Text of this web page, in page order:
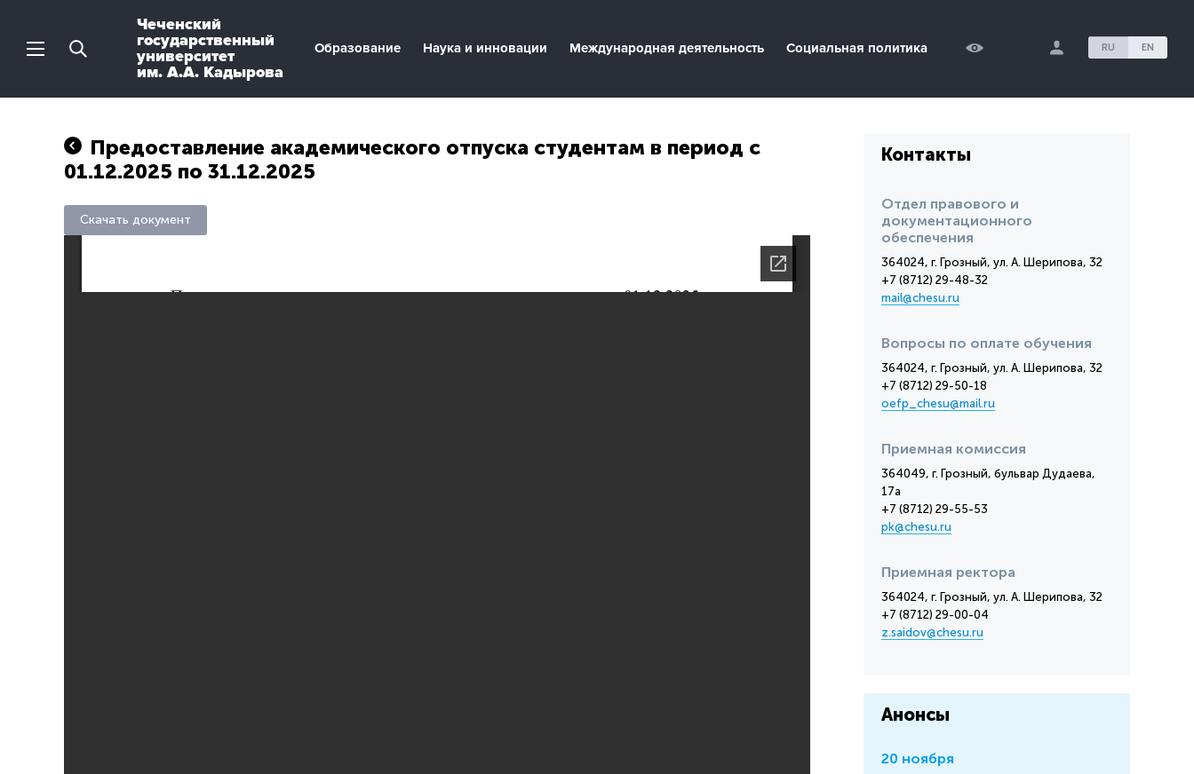
Чеченский
государственный
университет
им. А.А. Кадырова
Образование Наука и инновации Международная деятельность Социальная политика RU EN
Предоставление академического отпуска студентам в период с
01.12.2025 по 31.12.2025
Скачать документ
Контакты
Отдел правового и
документационного
обеспечения
364024, г. Грозный, ул. А. Шерипова, 32
+7 (8712) 29-48-32
mail@chesu.ru
Вопросы по оплате обучения
364024, г. Грозный, ул. А. Шерипова, 32
+7 (8712) 29-50-18
oefp_chesu@mail.ru
Приемная комиссия
364049, г. Грозный, бульвар Дудаева,
17а
+7 (8712) 29-55-53
pk@chesu.ru
Приемная ректора
364024, г. Грозный, ул. А. Шерипова, 32
+7 (8712) 29-00-04
z.saidov@chesu.ru
Анонсы
20 ноября